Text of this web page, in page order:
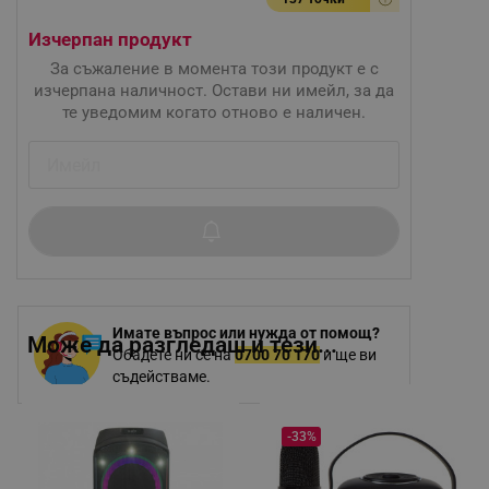
Имате въпрос или нужда от помощ?
Обадете ни се на0700 70 170и ще ви
съдействаме.
Изчерпан продукт
За съжаление в момента този продукт е с
изчерпана наличност. Остави ни имейл, за да
те уведомим когато отново е наличен.
Може да разгледаш и тези...
-33%